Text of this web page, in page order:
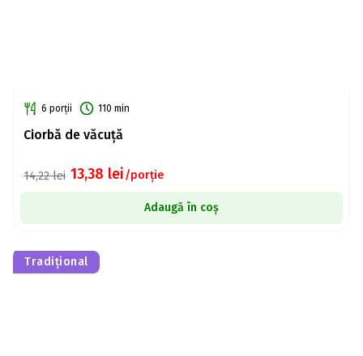
6 porții 110 min
Ciorbă de văcuță
14,22lei 13,38 lei/porție
Adaugă în coș
Tradițional